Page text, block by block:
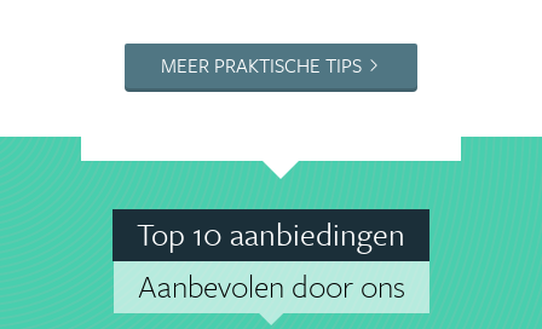
MEER PRAKTISCHE TIPS
Top 10 aanbiedingen
Aanbevolen door ons